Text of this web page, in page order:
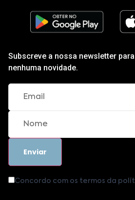
Subscreve a nossa newsletter
nenhuma novidade.
Concordo com os termos da